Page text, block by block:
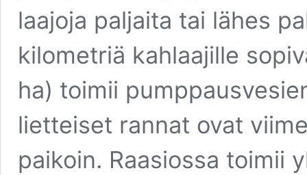
laajoja paljaita tai lähes
kilometriä kahlaajille
ha) toimii
lietteiset rannat ovat
paikoin. Raasiossa toimii